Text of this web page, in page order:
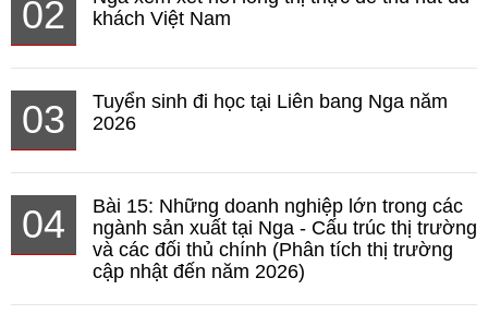
02
khách Việt Nam
03
Tuyển sinh đi học tại Liên bang Nga năm
2026
04
Bài 15: Những doanh nghiệp lớn trong các
ngành sản xuất tại Nga - Cấu trúc thị trường
và các đối thủ chính (Phân tích thị trường
cập nhật đến năm 2026)